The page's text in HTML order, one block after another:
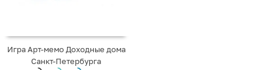
Игра Арт-мемо Доходные дома
Санкт-Петербурга